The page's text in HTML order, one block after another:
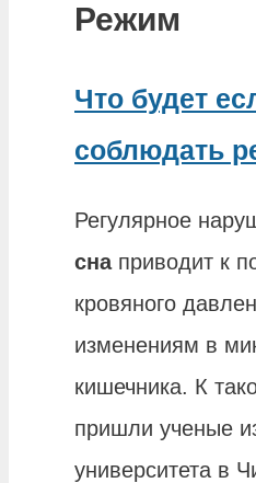
Режим
Что будет
соблюдать
Регулярное
снаприводит к
кровяного
изменениям в
кишечника. К
пришли ученые
университета в